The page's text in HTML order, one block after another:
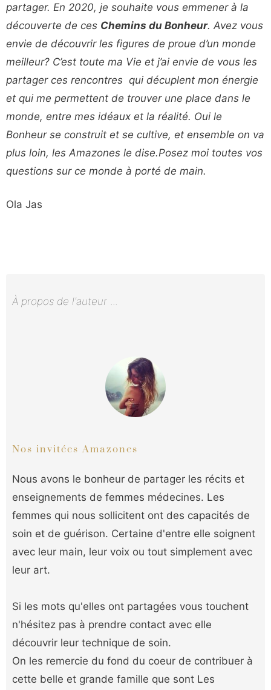
partager. En 2020, je souhaite vous emmener à la
découverte de ces Chemins du Bonheur. Avez vous
envie de découvrir les figures de proue d’un monde
meilleur? C’est toute ma Vie et j’ai envie de vous les
partager ces rencontres qui décuplent mon énergie
et qui me permettent de trouver une place dans le
monde, entre mes idéaux et la réalité. Oui le
Bonheur se construit et se cultive, et ensemble on va
plus loin, les Amazones le dise.Posez moi toutes vos
questions sur ce monde à porté de main.
Ola Jas
À propos de l'auteur ...
Nos invitées Amazones
Nous avons le bonheur de partager les récits et
enseignements de femmes médecines. Les
femmes qui nous sollicitent ont des capacités de
soin et de guérison. Certaine d'entre elle soignent
avec leur main, leur voix ou tout simplement avec
leur art.
Si les mots qu'elles ont partagées vous touchent
n'hésitez pas à prendre contact avec elle
découvrir leur technique de soin.
On les remercie du fond du coeur de contribuer à
cette belle et grande famille que sont Les